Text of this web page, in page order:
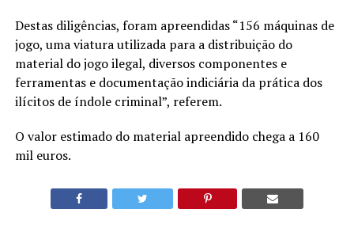
Destas diligências, foram apreendidas “156 máquinas de
jogo, uma viatura utilizada para a distribuição do
material do jogo ilegal, diversos componentes e
ferramentas e documentação indiciária da prática dos
ilícitos de índole criminal”, referem.
O valor estimado do material apreendido chega a 160
mil euros.